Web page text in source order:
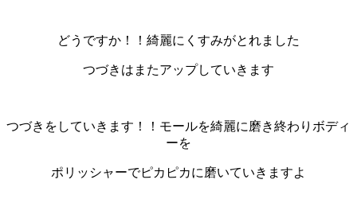
どうですか！！綺麗にくすみがとれました
つづきはまたアップしていきます
つづきをしていきます！！モールを綺麗に磨き終わりボディ
ーを
ポリッシャーでピカピカに磨いていきますよ